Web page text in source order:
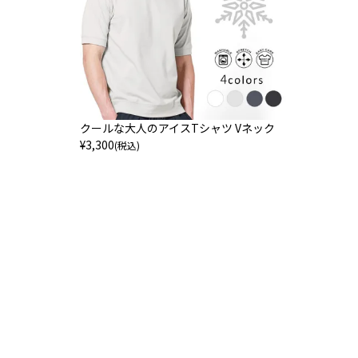
クールな大人のアイスTシャツ Vネック
¥3,300(税込)